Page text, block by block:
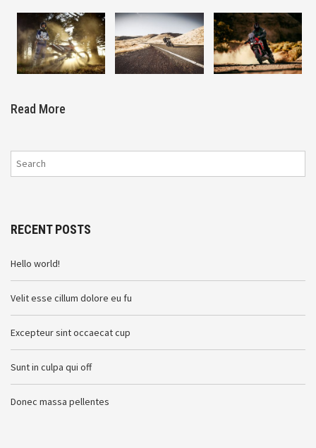
Read More
RECENT POSTS
Hello world!
Velit esse cillum dolore eu fu
Excepteur sint occaecat cup
Sunt in culpa qui off
Donec massa pellentes